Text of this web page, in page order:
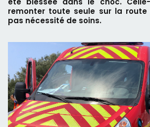
remonter toute seule sur la
pas nécessité de soins.